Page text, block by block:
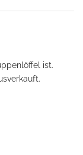
ist.